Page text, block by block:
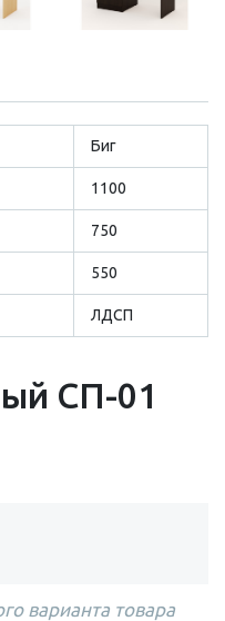
Биг
1100
750
550
ЛДСП
СП-01
варианта товара